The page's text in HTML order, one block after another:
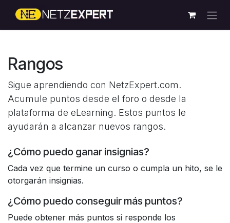
Ir al contenido
Rangos
Sigue aprendiendo con NetzExpert.com.
Acumule puntos desde el foro o desde la
plataforma de eLearning. Estos puntos le
ayudarán a alcanzar nuevos rangos.
¿Cómo puedo ganar insignias?
Cada vez que termine un curso o cumpla un hito, se le
otorgarán insignias.
¿Cómo puedo conseguir más puntos?
Puede obtener más puntos si responde los